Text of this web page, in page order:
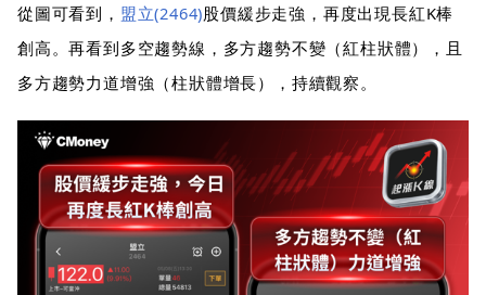
從圖可看到， 盟立(2464)股價緩步走強，再度出現長紅K棒
創高。再看到多空趨勢線，多方趨勢不變（紅柱狀體），且
多方趨勢力道增強（柱狀體增長），持續觀察。